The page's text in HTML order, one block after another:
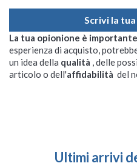
Scrivi la
La tua opionione è importante
esperienza di acquisto,
un idea della qualità , delle
articolo o dell'affidabilità del
Ultimi arrivi